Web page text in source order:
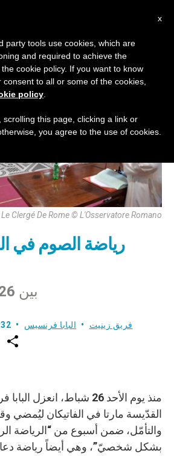
Clergé De Rome © L'Osservatore Romano
رياضة الصوم في
بين 26 شباط و3 آذار
فريق زينيت البابا فرنسيس
T
w
r
منذ يوم الأحد 26 شباط،
القدّيسة مارتا في الفاتيكان ليُمضي
والتأمّل، ضمن أسبوع من “الرياضة
بشكل شخصيّ”، وهي أيضاً رياضة دعا
x
party tools use cookies, which are
and required to achieve the
cookie policy. If you want to know
to all or some of the cookies,
policy
scrolling this page, clicking a link or
you agree to the use of cookies.